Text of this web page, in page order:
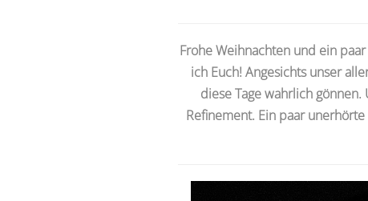
Frohe Weihnachten und ein
ich Euch! Angesichts unser
diese Tage wahrlich
Refinement. Ein paar unerhörte